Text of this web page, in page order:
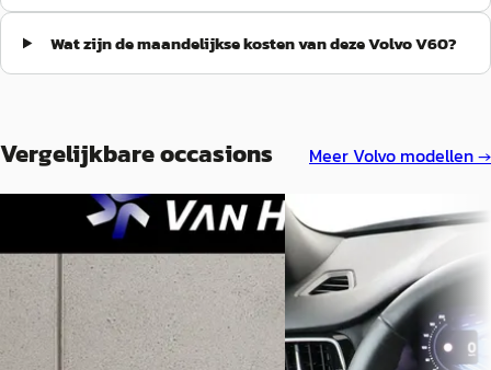
Wat zijn de maandelijkse kosten van deze Volvo V60?
Vergelijkbare occasions MeerVolvo modellen →
Volvo V60 ·2023
2.0 T6 Plug-in hybrid AWD Ultimate
Dark
€ 35.445
Volvo V60 2025
T6 PLUG-IN HYBRID AWD
DARK
€ 40.890